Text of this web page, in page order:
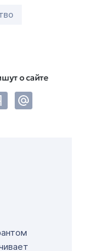
о сайте